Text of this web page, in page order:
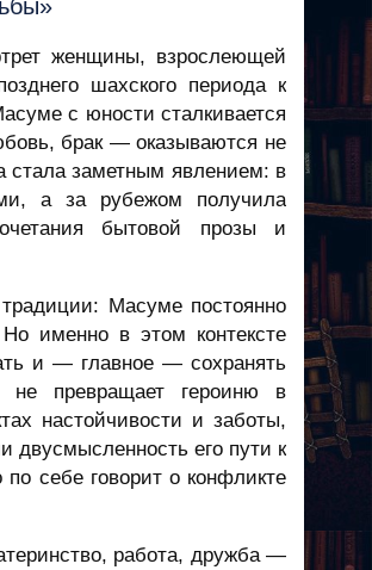
женщины, взрослеющей
шахского периода к
с юности сталкивается
брак — оказываются не
заметным явлением: в
а за рубежом получила
бытовой прозы и
Масуме постоянно
именно в этом контексте
и — главное — сохранять
не превращает героиню в
настойчивости и заботы,
его пути к
себе говорит о конфликте
работа, дружба —